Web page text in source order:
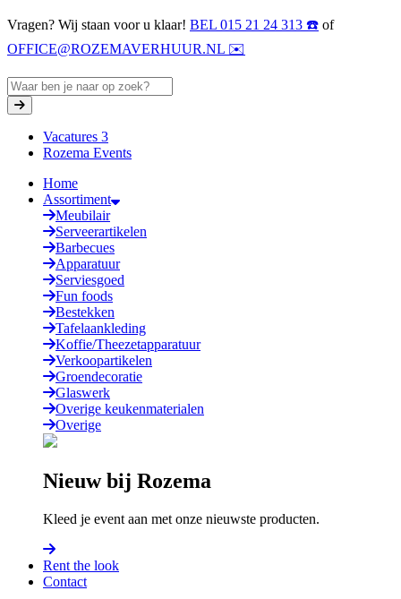
Vragen? Wij staan voor u klaar! BEL 015 21 24 313 ☎️ of
OFFICE@ROZEMAVERHUUR.NL ✉️
Vacatures 3
Rozema Events
Home
Assortiment
Meubilair
Serveerartikelen
Barbecues
Apparatuur
Serviesgoed
Fun foods
Bestekken
Tafelaankleding
Koffie/Theezetapparatuur
Verkoopartikelen
Groendecoratie
Glaswerk
Overige keukenmaterialen
Overige
Nieuw bij Rozema
Kleed je event aan met onze nieuwste producten.
Rent the look
Contact